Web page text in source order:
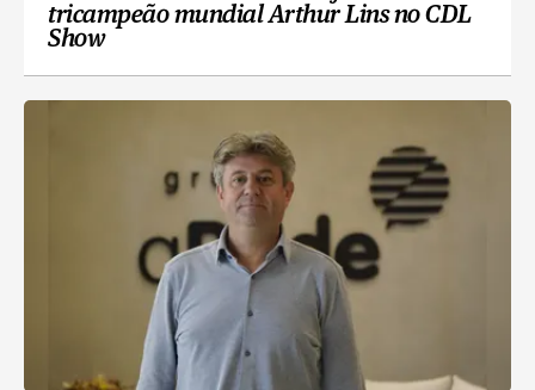
tricampeão mundial Arthur Lins no CDL
Show